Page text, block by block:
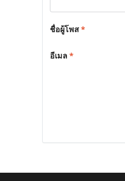
ชื่อผู้โพส*
อีเมล*